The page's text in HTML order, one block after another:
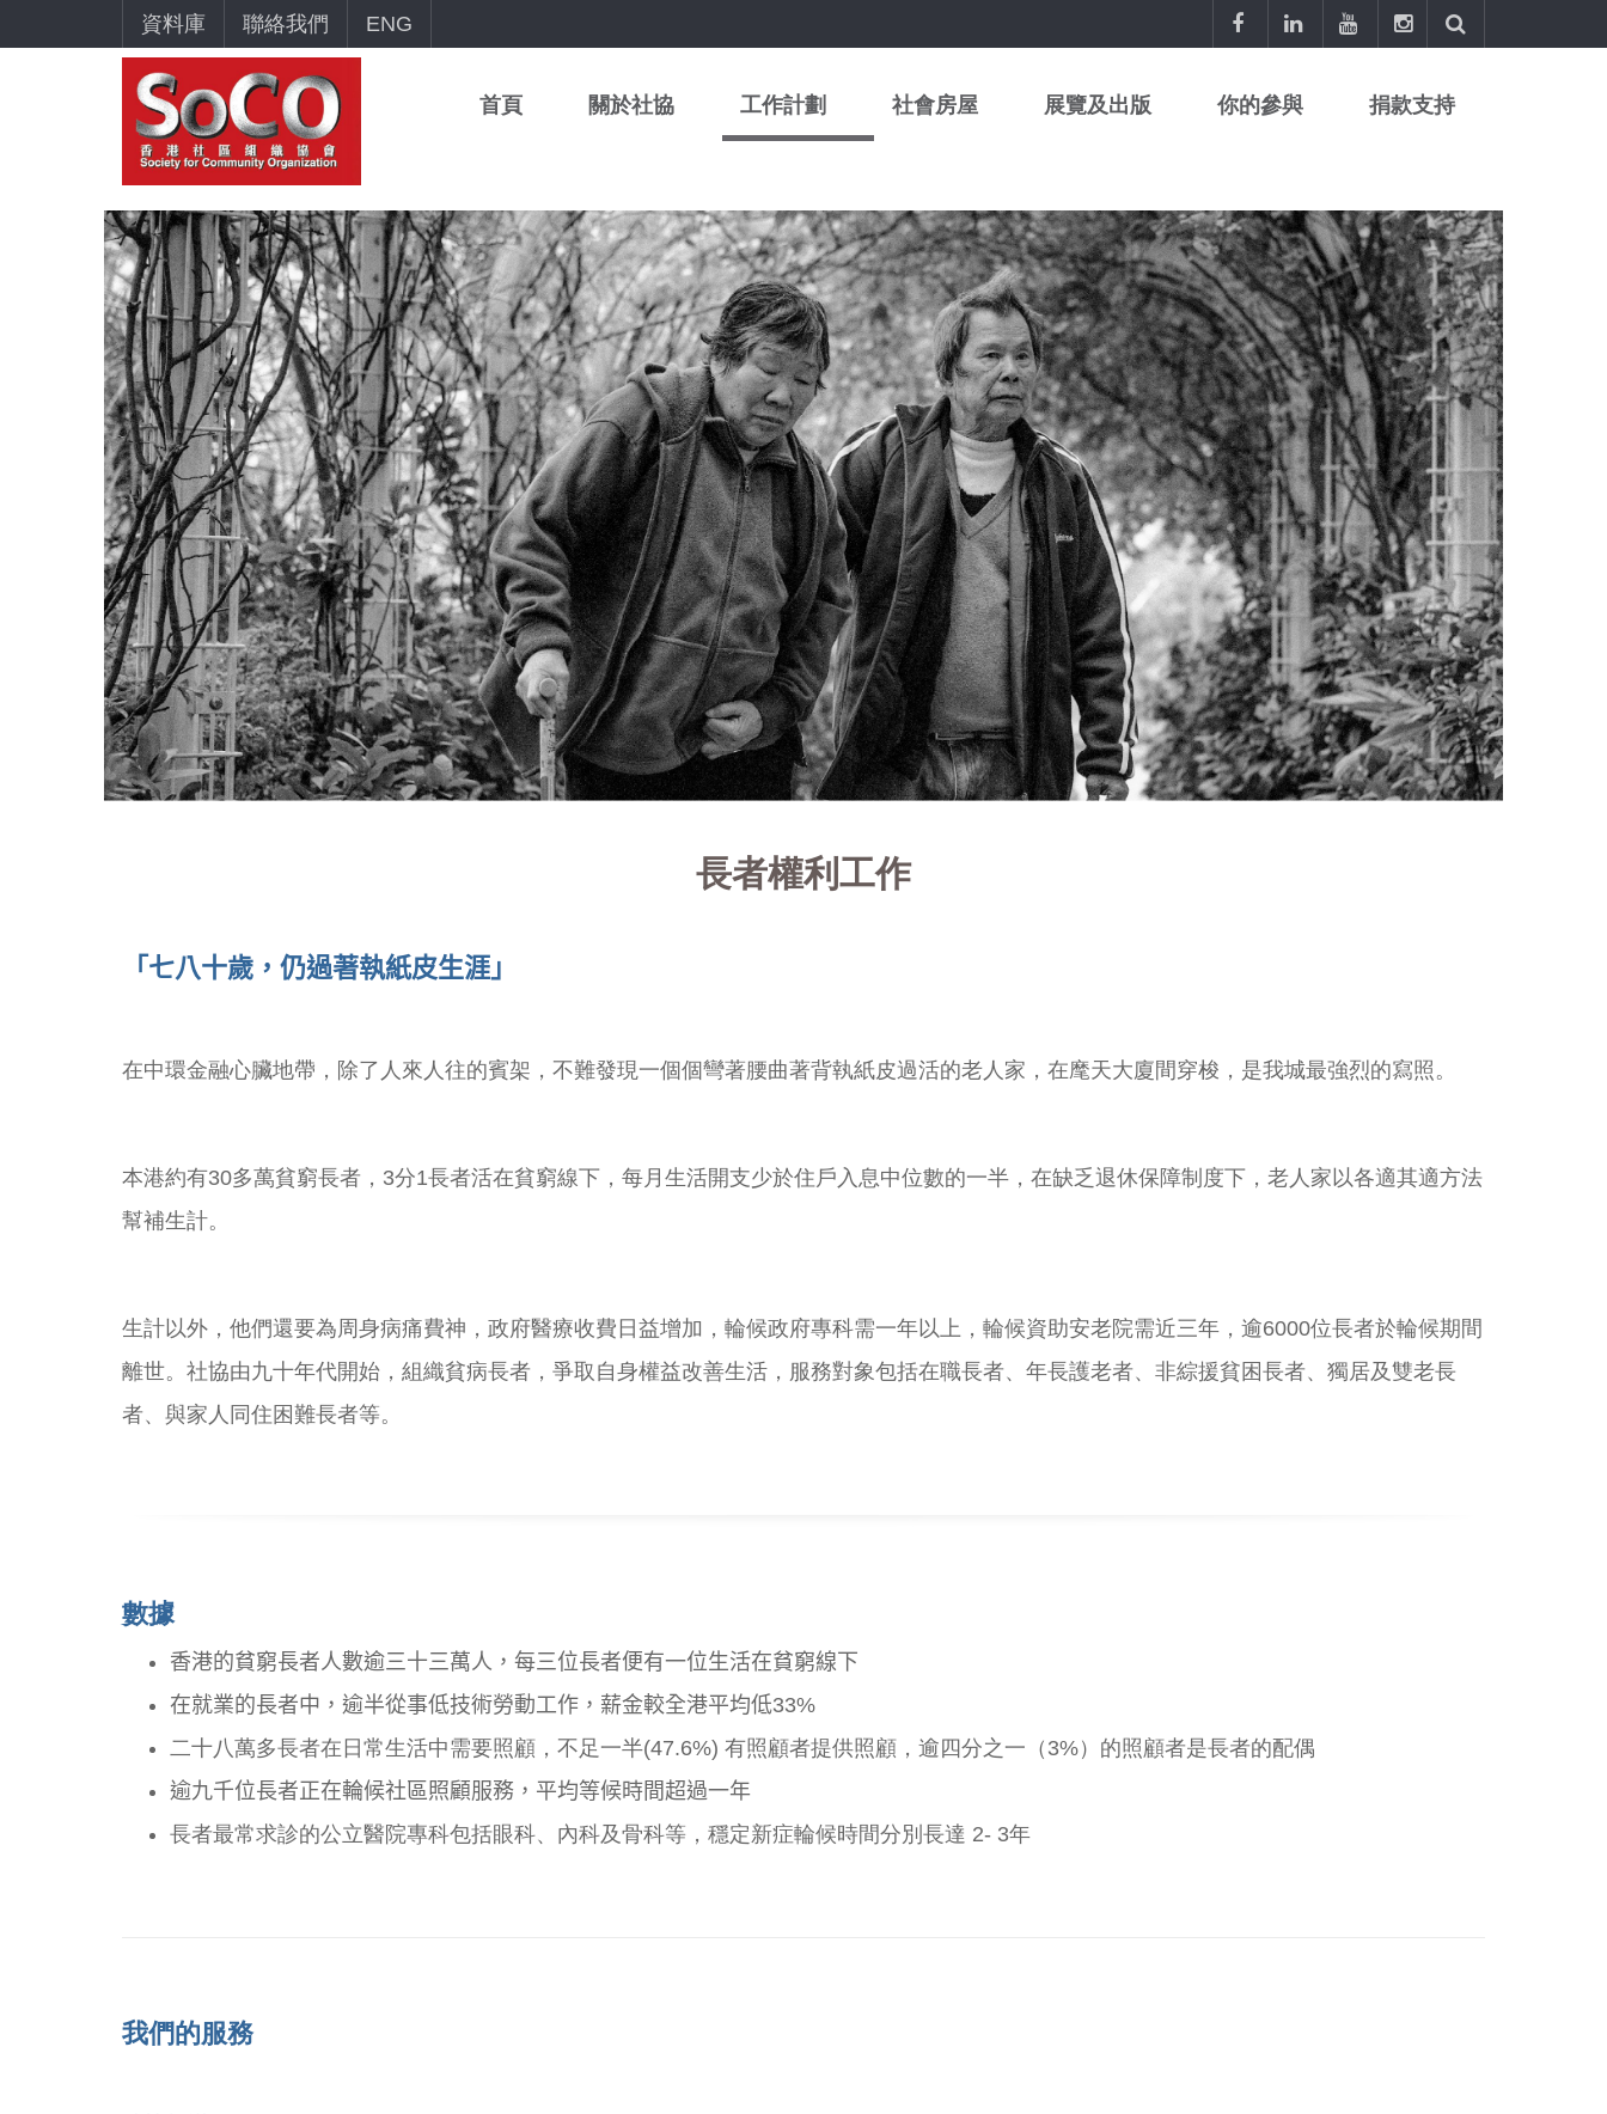
資料庫 聯絡我們 ENG
首頁 關於社協 工作計劃 社會房屋 展覽及出版 你的參與 捐款支持
長者權利工作
「七八十歲，仍過著執紙皮生涯」
在中環金融心臟地帶，除了人來人往的賓架，不難發現一個個彎著腰曲著背執紙皮過活的老人家，在麾天大廈間穿梭，是我城最強烈的寫照。
本港約有30多萬貧窮長者，3分1長者活在貧窮線下，每月生活開支少於住戶入息中位數的一半，在缺乏退休保障制度下，老人家以各適其適方法
幫補生計。
生計以外，他們還要為周身病痛費神，政府醫療收費日益增加，輪候政府專科需一年以上，輪候資助安老院需近三年，逾6000位長者於輪候期間
離世。社協由九十年代開始，組織貧病長者，爭取自身權益改善生活，服務對象包括在職長者、年長護老者、非綜援貧困長者、獨居及雙老長
者、與家人同住困難長者等。
數據
香港的貧窮長者人數逾三十三萬人，每三位長者便有一位生活在貧窮線下
在就業的長者中，逾半從事低技術勞動工作，薪金較全港平均低33%
二十八萬多長者在日常生活中需要照顧，不足一半(47.6%) 有照顧者提供照顧，逾四分之一（3%）的照顧者是長者的配偶
逾九千位長者正在輪候社區照顧服務，平均等候時間超過一年
長者最常求診的公立醫院專科包括眼科、內科及骨科等，穩定新症輪候時間分別長達 2- 3年
我們的服務